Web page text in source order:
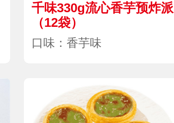
千味330g流心香芋预炸派
（12袋）
口味：香芋味